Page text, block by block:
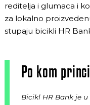
reditelja i glumaca i
za lokalno
stupaju bicikli HR
Po kom
Bicikl HR Bank je